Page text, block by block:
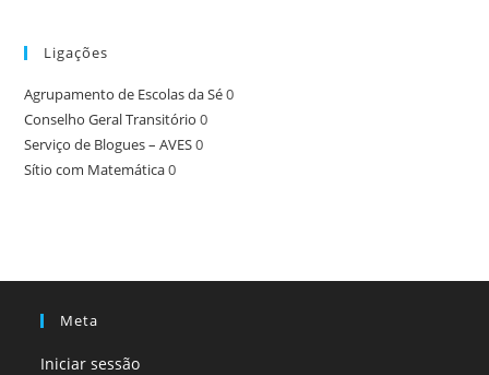
Ligações
Agrupamento de Escolas da Sé0
Conselho Geral Transitório 0
Serviço de Blogues – AVES0
Sítio com Matemática0
Meta
Iniciar sessão